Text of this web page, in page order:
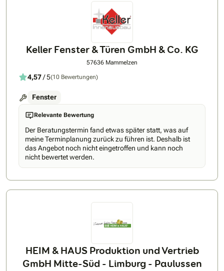
Keller Fenster & Türen GmbH & Co. KG
57636 Mammelzen
4,57/ 5(10 Bewertungen)
Fenster
Relevante Bewertung
Der Beratungstermin fand etwas später statt, was auf
meine Terminplanung zurück zu führen ist. Deshalb ist
das Angebot noch nicht eingetroffen und kann noch
nicht bewertet werden.
HEIM & HAUS Produktion und Vertrieb
GmbH Mitte-Süd - Limburg - Paulussen